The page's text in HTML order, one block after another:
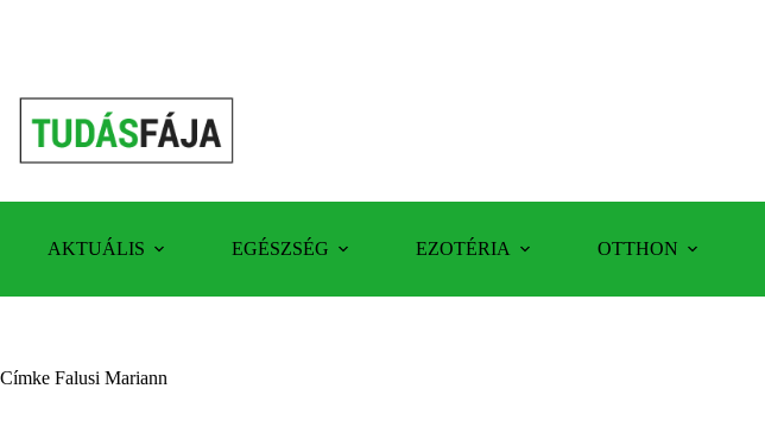
AKTUÁLIS EGÉSZSÉG EZOTÉRIA OTTHON
Címke Falusi Mariann